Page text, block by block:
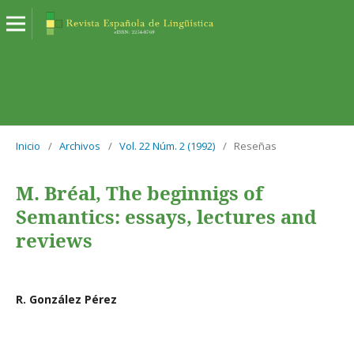
Inicio / Archivos / Vol. 22 Núm. 2 (1992) / Reseñas
M. Bréal, The beginnigs of
Semantics: essays, lectures and
reviews
R. González Pérez